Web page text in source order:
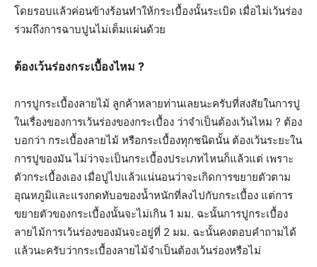
โดยรอบแล้วค่อนข้างร้อนทำให้กระเบื้องนั้นระเบิด เมื่อไม่เว้นร่อง
ร่วมถึงการฉาบปูนไม่เต็มแผ่นด้วย
ต้องเว้นร่องกระเบื้องไหม ?
การปูกระเบื้องลายไม้ ลูกค้าหลายท่านเลยนะครับที่สงสัยในการปู
ในเรื่องของการเว้นร่องของกระเบื้อง ว่าจำเป็นต้องเว้นไหม ? ต้อง
บอกว่า กระเบื้องลายไม้ หรือกระเบื้องทุกชนิดนั้น ต้องเว้นระยะใน
การปูของมัน ไม่ว่าจะเป็นกระเบื้องประเภทไหนก็แล้วแต่ เพราะ
ตัวกระเบื้องเอง เมื่อปูไปแล้วแน่นอนว่าจะเกิดการขยายตัวตาม
อุณหภูมิและแรงกดทับอของน้ำหนักที่ลงไปกับกระเบื้อง แต่การ
ขยายตัวของกระเบื้องนั้นจะไม่เกิน 1 มม. ฉะนั้นการปูกระเบื้อง
ลายไม้การเว้นร่องของมันจะอยู่ที่ 2 มม. ฉะนั้นคงตอบคำถามได้
แล้วนะครับว่ากระเบื้องลายไม้จำเป็นต้องเว้นร่องหรือไม่